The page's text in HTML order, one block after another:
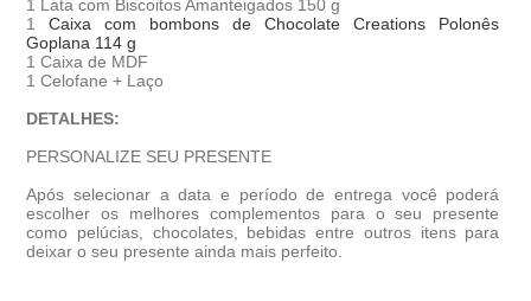
1 Lata com Biscoitos Amanteigados 150 g
1Caixa com bombons de Chocolate Creations Polonês
Goplana 114 g
1 Caixa de MDF
1 Celofane + Laço
DETALHES:
PERSONALIZE SEU PRESENTE
Após selecionar a data e período de entrega você poder
escolher os melhores complementos para o seu presente
como pelúcias, chocolates, bebidas entre outros itens para
deixar o seu presente ainda mais perfeito.